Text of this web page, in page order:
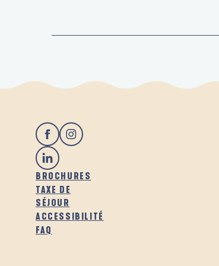
BROCHURES
TAXE DE
SÉJOUR
ACCESSIBILITÉ
FAQ